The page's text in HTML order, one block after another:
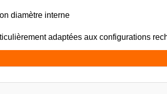
diamètre interne
adaptées aux configurations